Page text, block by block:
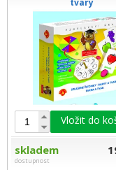
tvary
Vložit do
skladem
dostupnost